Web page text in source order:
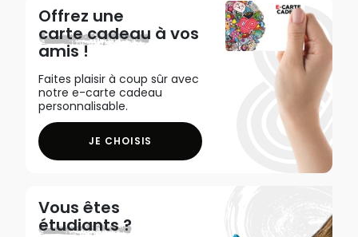
Offrez une
carte cadeau à vos
amis !
Faites plaisir à coup sûr avec
notre e-carte cadeau
personnalisable.
JE CHOISIS
Vous êtes
étudiants ?